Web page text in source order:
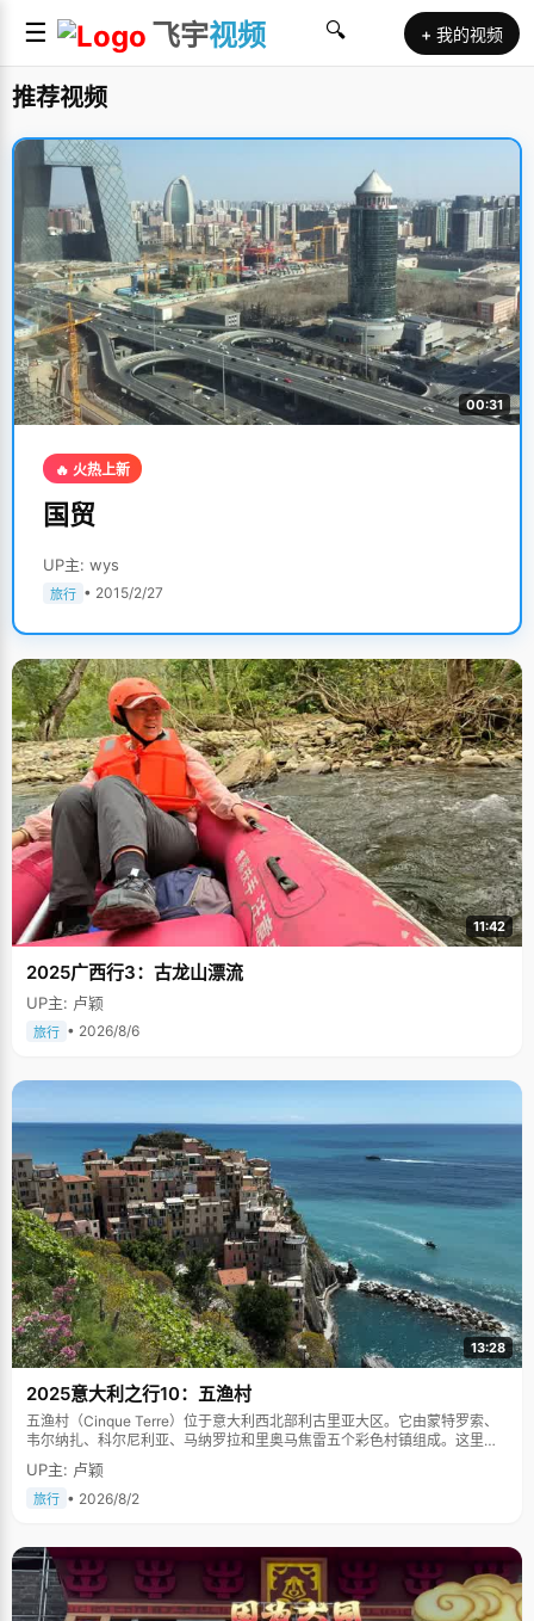
☰ 飞宇视频 🔍 + 我的视频
推荐视频
00:31
🔥 火热上新
国贸
UP主: wys
旅行 • 2015/2/27
11:42
2025广西行3：古龙山漂流
UP主: 卢颖
旅行 • 2026/8/6
13:28
2025意大利之行10：五渔村
五渔村（Cinque Terre）位于意大利西北部利古里亚大区。它由蒙特罗索、
韦尔纳扎、科尔尼利亚、马纳罗拉和里奥马焦雷五个彩色村镇组成。这里依
山傍海，房屋色彩斑斓，1997年被列为世界文化遗产。
UP主: 卢颖
旅行 • 2026/8/2